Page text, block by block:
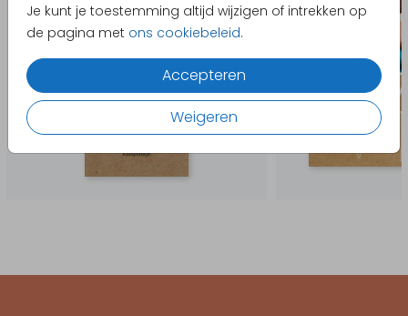
Je kunt je toestemming altijd wijzigen of intrekken op
de pagina met ons cookiebeleid.
Accepteren
Weigeren